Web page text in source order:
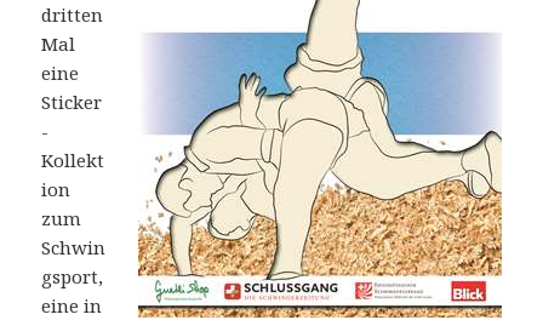
dritten
Mal
eine
Sticker
-
Kollekt
ion
zum
Schwin
gsport,
eine in